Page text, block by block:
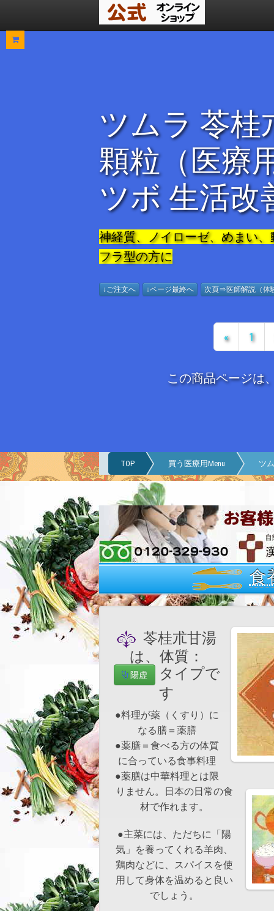
ツムラ 苓
顆粒（医療
ツボ 生活改
神経質、ノイローゼ、めまい
フラ型の方に
↓ご注文へ ↓ページ最終へ 次頁⇒医師解説（体
« 1
この商品ページは
TOP 買う医療用Menu ツ
食
苓桂朮甘湯
は、体質：
陽虚
タイプで
す
●料理が薬（くすり）に
なる膳＝薬膳
●薬膳＝食べる方の体質
に合っている食事料理
●薬膳は中華料理とは限
りません。日本の日常の食
材で作れます。
●主菜には、ただちに「陽
気」を養ってくれる羊肉、
鶏肉などに、スパイスを使
用して身体を温めると良い
でしょう。